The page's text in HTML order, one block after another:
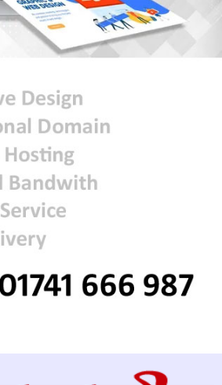
ঢাকায় হালকা বৃষ্টি হতে পারে, দেশের
কোথাও কোথাও মাঝারি থেকে ভারী
বর্ষণের সম্ভাবনা
প্রধানমন্ত্রীকে বরণে প্রস্তুত চট্টগ্রাম,
নেতাকর্মীরা উজ্জীবিত
দিল্লির সংবাদ সম্মেলনে শেখ হাসিনার
ভার্চ্যুয়াল বক্তব্যে ভারতের সমর্থন নেই:
জয়সওয়াল